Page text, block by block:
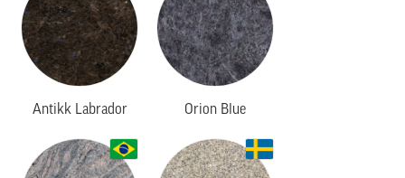
Antikk Labrador Orion Blue